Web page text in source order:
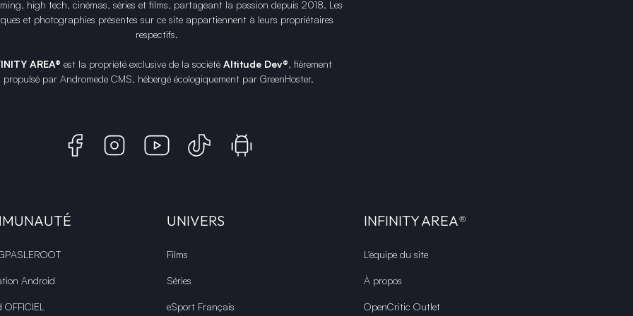
high tech, cinémas, séries et films, partageant la passion depuis 2018. Les
et photographies présentes sur ce site appartiennent à leurs propriétaires
respectifs.
AREA® est la propriété exclusive de la société Altitude Dev®, fièrement
propulsé par Andromede CMS, hébergé écologiquement par GreenHoster.
Android
UNIVERS
Films
Séries
eSport Français
INFINITY AREA®
L'équipe du site
À propos
OpenCritic Outlet